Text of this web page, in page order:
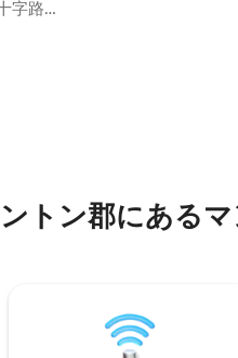
、バトン郡にある